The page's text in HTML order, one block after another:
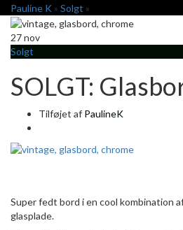
Pauline K » Solgt »
27nov
Solgt
SOLGT:
Tilføjet af PaulineK
Super fedt bord i en cool kombination
glasplade.